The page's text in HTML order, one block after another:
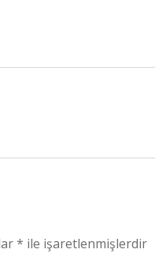
* ile işaretlenmişlerdir